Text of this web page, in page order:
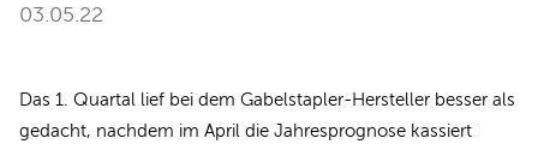
03.05.22
Das 1. Quartal lief bei dem Gabelstapler-Hersteller besser als
gedacht, nachdem im April die Jahresprognose kassiert